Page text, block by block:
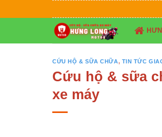
to
CỨU HỘ & SỮA CHỮA, TIN TỨC
Cứu hộ & sữa
xe máy